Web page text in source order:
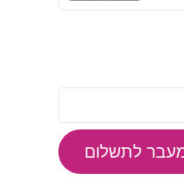
לתשלום